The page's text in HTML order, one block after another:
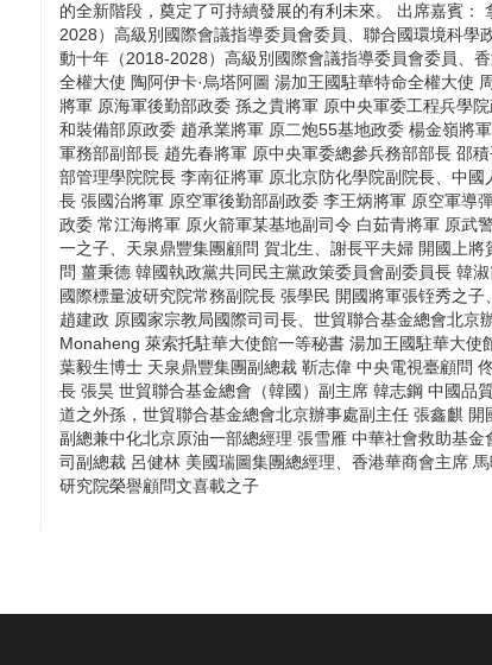
的全新階段，奠定了可持續發展的有利未來。 出席嘉賓：
2028）高級別國際會議指導委員會委員、聯合國環境科學
動十年（2018-2028）高級別國際會議指導委員會委員、
全權大使 陶阿伊卡·烏塔阿圖 湯加王國駐華特命全權大使
將軍 原海軍後勤部政委 孫之貴將軍 原中央軍委工程兵學
和裝備部原政委 趙承業將軍 原二炮55基地政委 楊金嶺將
軍務部副部長 趙先春將軍 原中央軍委總參兵務部部長 邵
部管理學院院長 李南征將軍 原北京防化學院副院長、中
長 張國治將軍 原空軍後勤部副政委 李王炳將軍 原空軍導
政委 常江海將軍 原火箭軍某基地副司令 白茹青將軍 原武
一之子、天泉鼎豐集團顧問 賀北生、謝長平夫婦 開國上
問 薑秉德 韓國執政黨共同民主黨政策委員會副委員長 韓
國際標量波研究院常務副院長 張學民 開國將軍張铚秀之
趙建政 原國家宗教局國際司司長、世貿聯合基金總會北
Monaheng 萊索托駐華大使館一等秘書 湯加王國駐華大
葉毅生博士 天泉鼎豐集團副總裁 靳志偉 中央電視臺顧問
長 張昊 世貿聯合基金總會（韓國）副主席 韓志鋼 中國品
道之外孫，世貿聯合基金總會北京辦事處副主任 張鑫麒
副總兼中化北京原油一部總經理 張雪雁 中華社會救助基
司副總裁 呂健林 美國瑞圖集團總經理、香港華商會主席
研究院榮譽顧問文喜載之子